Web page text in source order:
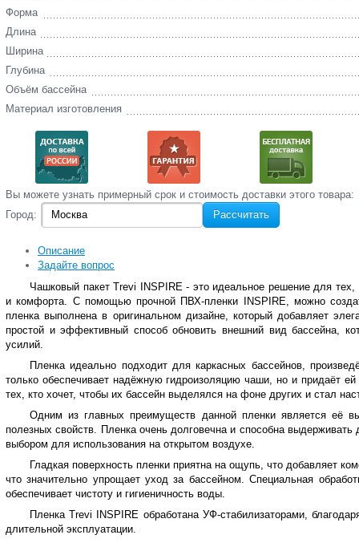
Форма
Длина
Ширина
Глубина
Объём бассейна
Материал изготовления
Вы‌ можете‌ узнать‌ примерный срок и стоимость‌ доставки этого товара:
Город:
Рассчитать
Описание
Задайте вопрос
Чашковый пакет Trevi
INSPIRE - это идеальное решение для
и комфорта. С помощью прочной ПВХ-пленки
INSPIRE, можно
пленка выполнена в оригинальном дизайне, который добавляет
простой и эффективный способ обновить внешний вид бассейна,
усилий.
Пленка идеально подходит для каркасных бассейнов,
только обеспечивает надёжную гидроизоляцию чаши, но и придаёт
тех, кто хочет, чтобы их бассейн выделялся на фоне других и стал
Одним из главных преимуществ данной пленки является её
полезных свойств. Пленка очень долговечна и способна
выбором для использования на открытом воздухе.
Гладкая поверхность пленки приятна на ощупь, что добавляет
что значительно упрощает уход за бассейном. Специальная
обеспечивает чистоту и гигиеничность воды.
Пленка Trevi
INSPIRE обработана УФ-стабилизаторами,
длительной эксплуатации.